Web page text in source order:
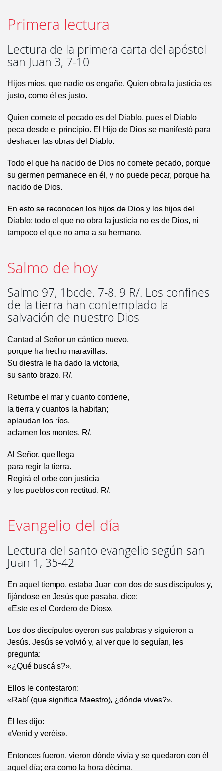
Primera lectura
Lectura de la primera carta del apóstol
san Juan 3, 7-10
Hijos míos, que nadie os engañe. Quien obra la justicia es
justo, como él es justo.
Quien comete el pecado es del Diablo, pues el Diablo
peca desde el principio. El Hijo de Dios se manifestó para
deshacer las obras del Diablo.
Todo el que ha nacido de Dios no comete pecado, porque
su germen permanece en él, y no puede pecar, porque ha
nacido de Dios.
En esto se reconocen los hijos de Dios y los hijos del
Diablo: todo el que no obra la justicia no es de Dios, ni
tampoco el que no ama a su hermano.
Salmo de hoy
Salmo 97, 1bcde. 7-8. 9 R/. Los confines
de la tierra han contemplado la
salvación de nuestro Dios
Cantad al Señor un cántico nuevo,
porque ha hecho maravillas.
Su diestra le ha dado la victoria,
su santo brazo. R/.
Retumbe el mar y cuanto contiene,
la tierra y cuantos la habitan;
aplaudan los ríos,
aclamen los montes. R/.
Al Señor, que llega
para regir la tierra.
Regirá el orbe con justicia
y los pueblos con rectitud. R/.
Evangelio del día
Lectura del santo evangelio según san
Juan 1, 35-42
En aquel tiempo, estaba Juan con dos de sus discípulos y,
fijándose en Jesús que pasaba, dice:
«Este es el Cordero de Dios».
Los dos discípulos oyeron sus palabras y siguieron a
Jesús. Jesús se volvió y, al ver que lo seguían, les
pregunta:
«¿Qué buscáis?».
Ellos le contestaron:
«Rabí (que significa Maestro), ¿dónde vives?».
Él les dijo:
«Venid y veréis».
Entonces fueron, vieron dónde vivía y se quedaron con él
aquel día; era como la hora décima.